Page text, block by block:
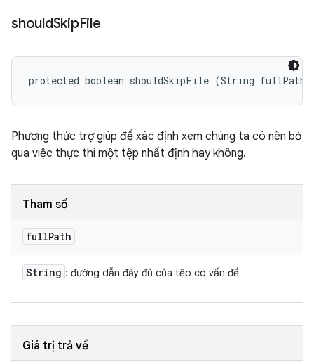
shouldSkipFile
protected boolean shouldSkipFile (String fullPath)
Phương thức trợ giúp để xác định xem chúng ta có nên bỏ
qua việc thực thi một tệp nhất định hay không.
Tham số
fullPath
String : đường dẫn đầy đủ của tệp có vấn đề
Giá trị trả về